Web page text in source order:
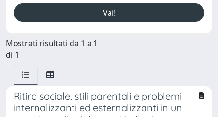
Mostrati risultati da 1 a 1
di 1
Ritiro sociale, stili parentali e problemi
internalizzanti ed esternalizzanti in un